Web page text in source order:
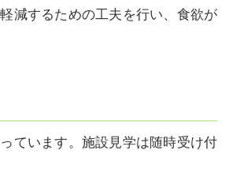
減するための工夫を行い、食欲が
ています。施設見学は随時受け付